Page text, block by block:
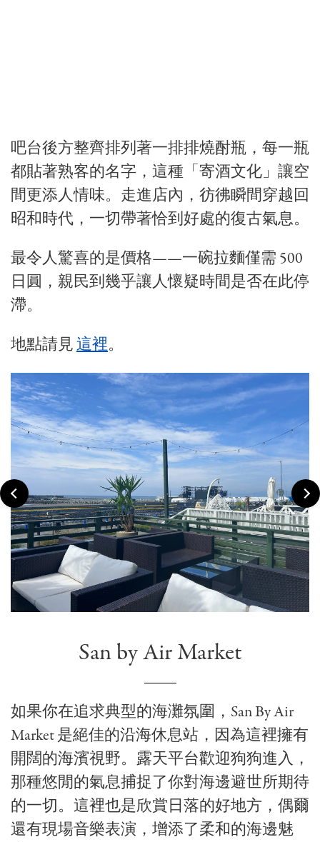
吧台後方整齊排列著一排排燒酎瓶，每一瓶
都貼著熟客的名字，這種「寄酒文化」讓空
間更添人情味。走進店內，彷彿瞬間穿越回
昭和時代，一切帶著恰到好處的復古氣息。
最令人驚喜的是價格——一碗拉麵僅需 500
日圓，親民到幾乎讓人懷疑時間是否在此停
滯。
地點請見這裡。
San by Air Market
如果你在追求典型的海灘氛圍，San By Air
Market 是絕佳的沿海休息站，因為這裡擁有
開闊的海濱視野。露天平台歡迎狗狗進入，
那種悠閒的氣息捕捉了你對海邊避世所期待
的一切。這裡也是欣賞日落的好地方，偶爾
還有現場音樂表演，增添了柔和的海邊魅